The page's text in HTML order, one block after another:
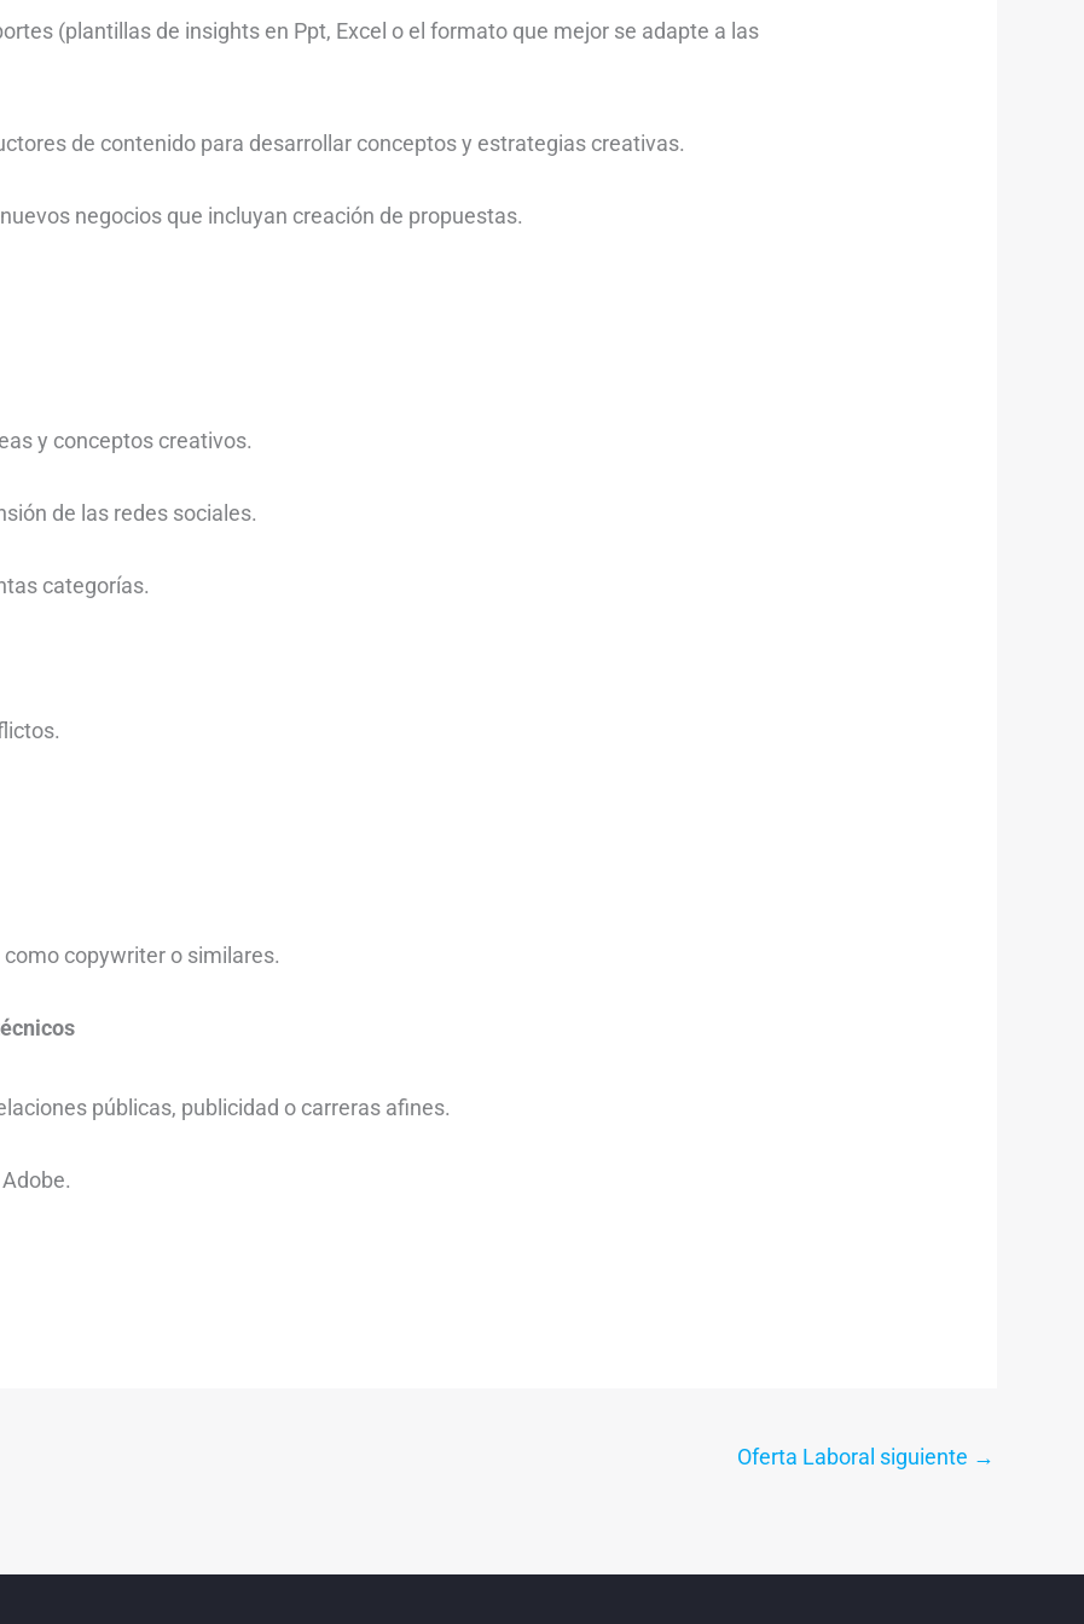
(plantillas de insights en Ppt, Excel o el formato que mejor se adapte a las
de contenido para desarrollar conceptos y estrategias creativas.
negocios que incluyan creación de propuestas.
y conceptos creativos.
de las redes sociales.
categorías.
copywriter o similares.
públicas, publicidad o carreras afines.
Oferta Laboral siguiente →